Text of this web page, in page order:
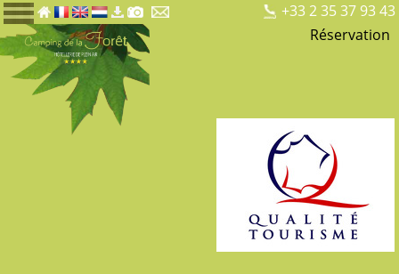
+33 2 35 37 93 43
Réservation